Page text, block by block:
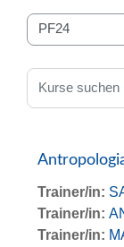
Kursbereiche
Trainer/in:
Trainer/in:
Trainer/in: